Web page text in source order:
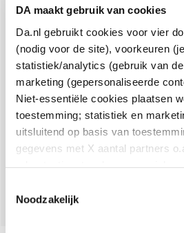
DA maakt gebruik van cookies
Da.nl gebruikt cookies voor vier
(nodig voor de site), voorkeuren
statistiek/analytics (gebruik van
marketing (gepersonaliseerde
Niet-essentiële cookies plaatsen
toestemming; statistiek en
uitsluitend op basis van
gegevens met X aantal partners
en de bewaartermijnen per
Noodzakelijk
8.6 uit4.106 reviews
Over DA
Klantenservice
Assortiment
VolgDA